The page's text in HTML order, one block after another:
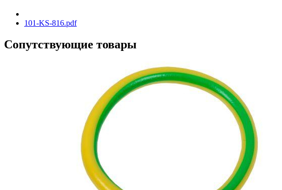
101-KS-816.pdf
Сопутствующие товары